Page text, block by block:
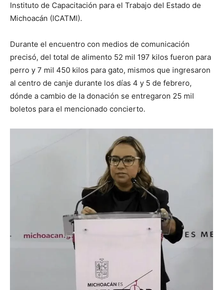
Instituto de Capacitación para el Trabajo del Estado de
Michoacán (ICATMI).
Durante el encuentro con medios de comunicación
precisó, del total de alimento 52 mil 197 kilos fueron para
perro y 7 mil 450 kilos para gato, mismos que ingresaron
al centro de canje durante los días 4 y 5 de febrero,
dónde a cambio de la donación se entregaron 25 mil
boletos para el mencionado concierto.